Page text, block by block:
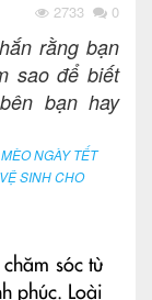
2733 0
rằng bạn
sao để biết
bạn hay
NGÀY TẾT
SINH CHO
sóc từ
phúc. Loài